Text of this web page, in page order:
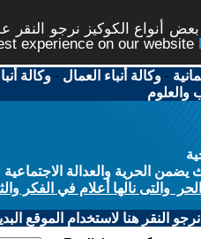
أنواع الكوكيز نرجو
experience on our website
-وكالة أنباء العمال -وكالة
والعلوم
الحرية والعدالة الاجتماعية
والتى نالها أعلام في الفكر
النقر هنا لاستخدام الموقع